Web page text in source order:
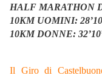
HALF MARATHON
10KM UOMINI:
10KM DONNE:
Il Giro di